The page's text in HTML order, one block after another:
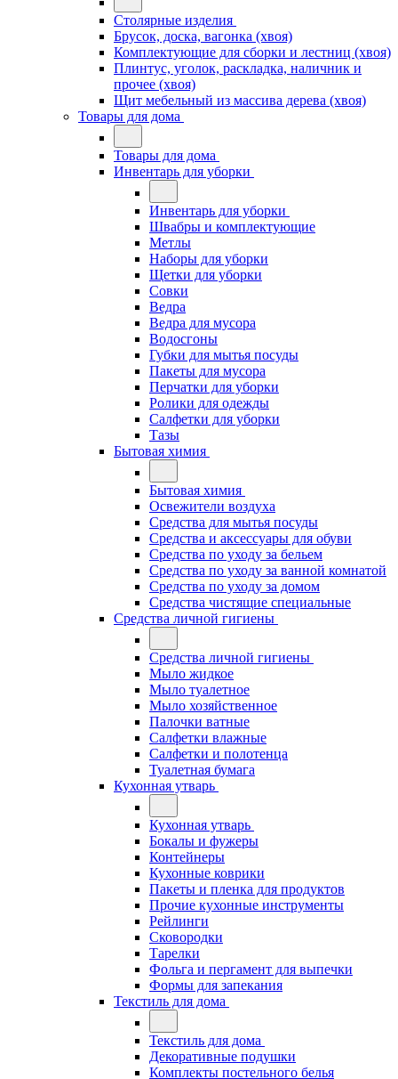
Столярные изделия
Брусок, доска, вагонка (хвоя)
Комплектующие для сборки и лестниц (хвоя)
Плинтус, уголок, раскладка, наличник и
прочее (хвоя)
Щит мебельный из массива дерева (хвоя)
Товары для дома
Товары для дома
Инвентарь для уборки
Инвентарь для уборки
Швабры и комплектующие
Метлы
Наборы для уборки
Щетки для уборки
Совки
Ведра
Ведра для мусора
Водосгоны
Губки для мытья посуды
Пакеты для мусора
Перчатки для уборки
Ролики для одежды
Салфетки для уборки
Тазы
Бытовая химия
Бытовая химия
Освежители воздуха
Средства для мытья посуды
Средства и аксессуары для обуви
Средства по уходу за бельем
Средства по уходу за ванной комнатой
Средства по уходу за домом
Средства чистящие специальные
Средства личной гигиены
Средства личной гигиены
Мыло жидкое
Мыло туалетное
Мыло хозяйственное
Палочки ватные
Салфетки влажные
Салфетки и полотенца
Туалетная бумага
Кухонная утварь
Кухонная утварь
Бокалы и фужеры
Контейнеры
Кухонные коврики
Пакеты и пленка для продуктов
Прочие кухонные инструменты
Рейлинги
Сковородки
Тарелки
Фольга и пергамент для выпечки
Формы для запекания
Текстиль для дома
Текстиль для дома
Декоративные подушки
Комплекты постельного белья